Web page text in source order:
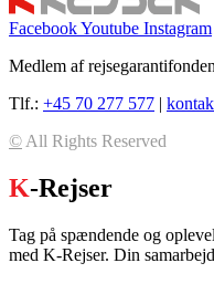
FacebookYoutube Instagram
Medlem af
Tlf.: +45 70 277 577 |
© All Rights Reserved
K-Rejser
Tag på spændende og
med K-Rejser. Din